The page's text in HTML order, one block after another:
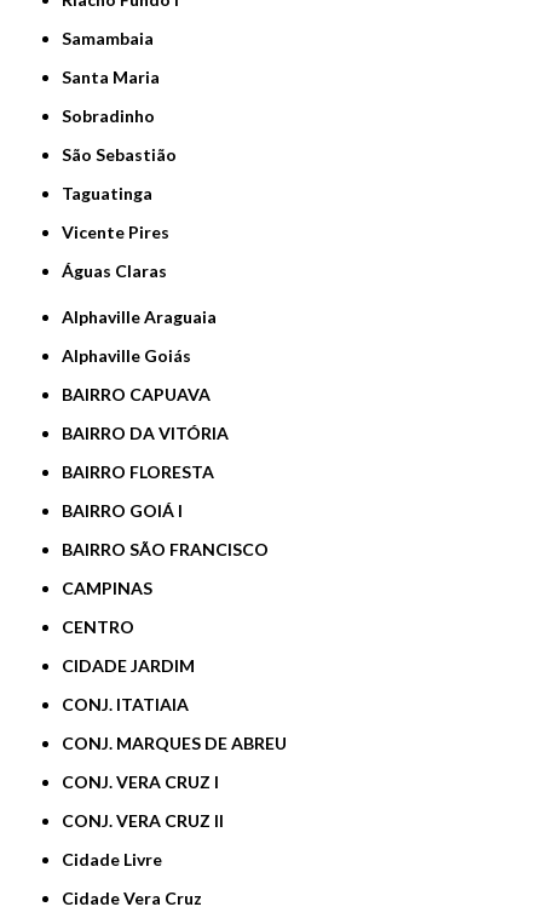
Samambaia
Santa Maria
Sobradinho
São Sebastião
Taguatinga
Vicente Pires
Águas Claras
Alphaville Araguaia
Alphaville Goiás
BAIRRO CAPUAVA
BAIRRO DA VITÓRIA
BAIRRO FLORESTA
BAIRRO GOIÁ I
BAIRRO SÃO FRANCISCO
CAMPINAS
CENTRO
CIDADE JARDIM
CONJ. ITATIAIA
CONJ. MARQUES DE ABREU
CONJ. VERA CRUZ I
CONJ. VERA CRUZ II
Cidade Livre
Cidade Vera Cruz